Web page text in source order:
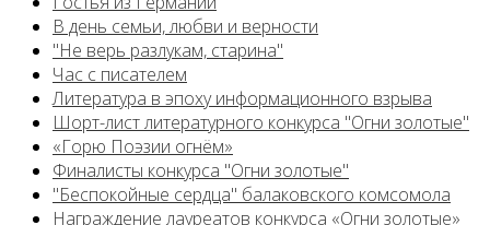
В день семьи, любви и верности
"Не верь разлукам, старина"
Час с писателем
Литература в эпоху информационного взрыва
Шорт-лист литературного конкурса "Огни золотые"
«Горю Поэзии огнём»
Финалисты конкурса "Огни золотые"
"Беспокойные сердца" балаковского комсомола
Награждение лауреатов конкурса «Огни золотые»